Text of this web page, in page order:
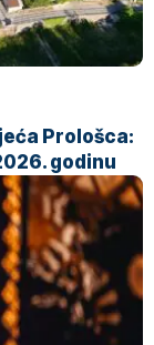
Prološca:
godinu